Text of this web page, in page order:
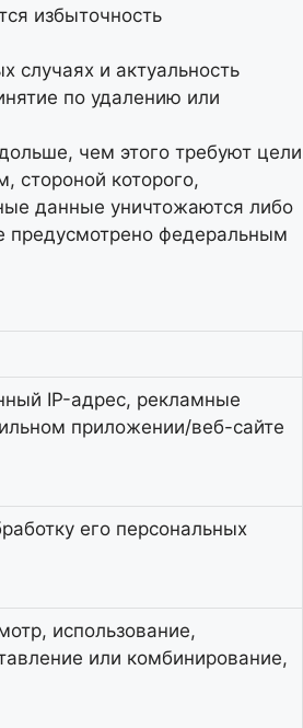
избыточность
случаях и актуальность
по удалению или
чем этого требуют цели
стороной которого,
данные уничтожаются либо
предусмотрено федеральным
IP-адрес, рекламные
приложении/веб-сайте
его персональных
использование,
или комбинирование,